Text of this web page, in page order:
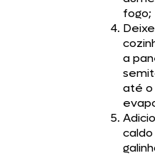
fogo;
Deixe
a
até o